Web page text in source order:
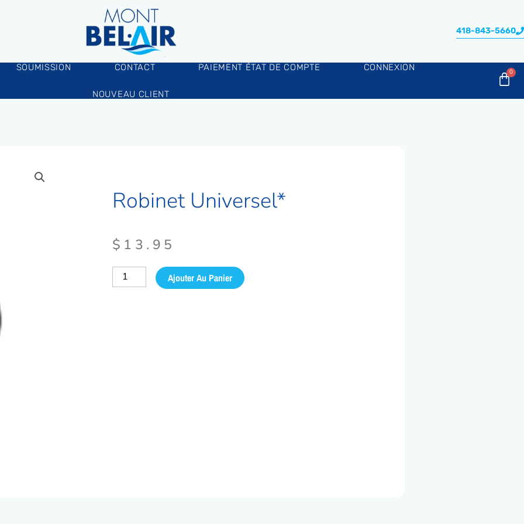
418-843-5660
SOUMISSION CONTACT PAIEMENT ÉTAT DE COMPTE CONNEXION
NOUVEAU CLIENT
Robinet Universel*
$ 13.95
quantité
de
Ajouter Au Panier